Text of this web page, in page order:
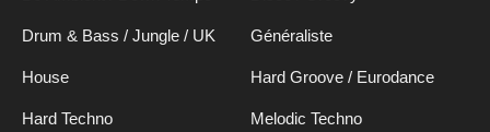
Drum & Bass / Jungle / UK Généraliste
House Hard Groove / Eurodance
Hard Techno Melodic Techno